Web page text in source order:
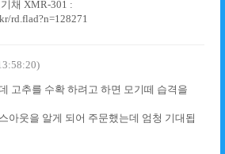
채 XMR-301 :
rd.flad?n=128271
고추를 수확 하려고 하면 모기떼 습격을
아웃을 알게 되어 주문했는데 엄청 기대됩